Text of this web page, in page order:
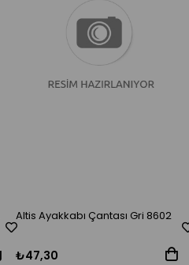
Altis Ayakkabı Çantası Gri 8602
₺47,30